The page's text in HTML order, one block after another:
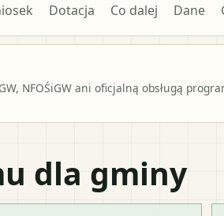
Dotacja Co dalej Dane
NFOŚiGW ani oficjalną obsługą
dla gminy